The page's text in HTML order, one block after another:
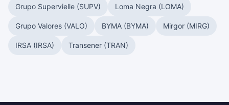
Grupo Supervielle (SUPV) Loma Negra (LOMA)
Grupo Valores (VALO) BYMA (BYMA) Mirgor (MIRG)
IRSA (IRSA) Transener (TRAN)